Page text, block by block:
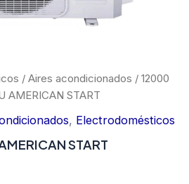
/ Aires acondicionados / 12000
AMERICAN START
, Electrodomésticos
START